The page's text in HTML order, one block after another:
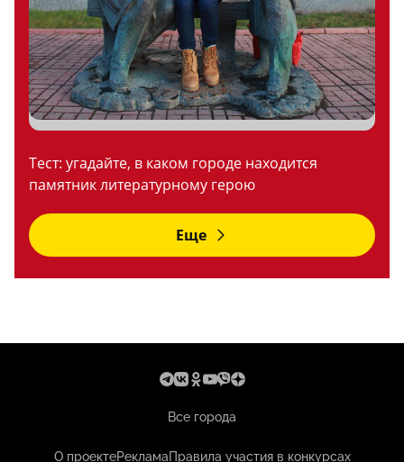
Тест: угадайте, в каком городе находится
памятник литературному герою
Еще
Все города
О проектеРекламаПравила участия в конкурсах